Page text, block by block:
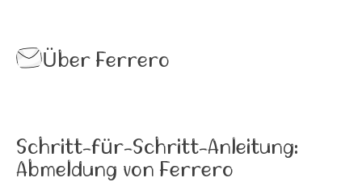
Über Ferrero
Schritt-für-Schritt-Anleitung:
Abmeldung von Ferrero